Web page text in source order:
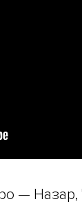
—